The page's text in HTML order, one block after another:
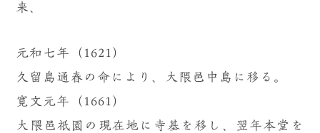
来、
元和七年（1621）
久留島通春の命により、大隈邑中島に移る。
寛文元年（1661）
大隈邑祇園の現在地に寺基を移し、翌年本堂を